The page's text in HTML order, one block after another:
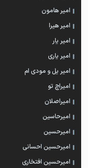
امیر هامون
امیر هیرا
امیر یار
امیر یاری
امیر یل و مودی ام
امیراچ تو
امیراصلان
امیرحاسین
امیرحسین
امیرحسین احسانی
امیرحسین افتخاری